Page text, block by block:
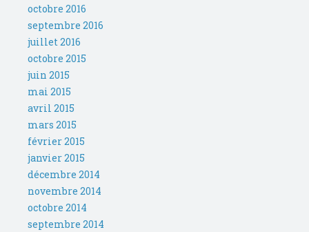
octobre 2016
septembre 2016
juillet 2016
octobre 2015
juin 2015
mai 2015
avril 2015
mars 2015
février 2015
janvier 2015
décembre 2014
novembre 2014
octobre 2014
septembre 2014